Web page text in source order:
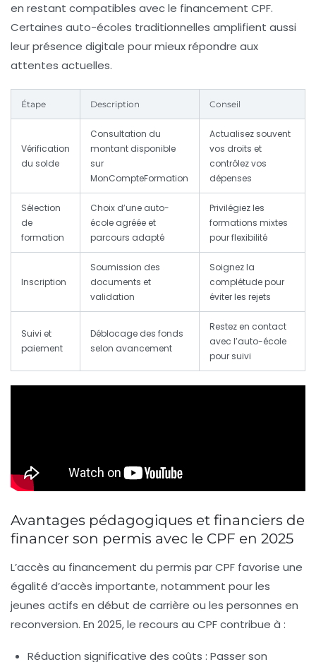
en restant compatibles avec le financement CPF.
Certaines auto-écoles traditionnelles amplifient aussi
leur présence digitale pour mieux répondre aux
attentes actuelles.
Étape Description Conseil
Vérification
du solde
Consultation du
montant disponible
sur
MonCompteFormation
Actualisez souvent
vos droits et
contrôlez vos
dépenses
Sélection
de
formation
Choix d’une auto-
école agréée et
parcours adapté
Privilégiez les
formations mixtes
pour flexibilité
Inscription
Soumission des
documents et
validation
Soignez la
complétude pour
éviter les rejets
Suivi et
paiement
Déblocage des fonds
selon avancement
Restez en contact
avec l’auto-école
pour suivi
Avantages pédagogiques et financiers de
financer son permis avec le CPF en 2025
L’accès au financement du permis par CPF favorise une
égalité d’accès importante, notamment pour les
jeunes actifs en début de carrière ou les personnes en
reconversion. En 2025, le recours au CPF contribue à :
Réduction significative des coûts : Passer son